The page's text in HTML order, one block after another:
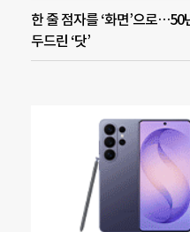
한 줄 점자를 ‘화면’으로…50
두드린 ‘닷’